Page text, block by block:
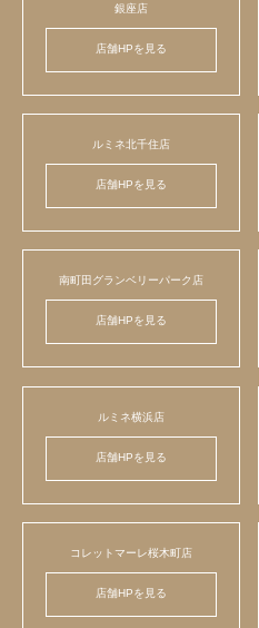
銀座店
店舗HPを見る
ルミネ北千住店
店舗HPを見る
南町田グランベリーパーク店
店舗HPを見る
ルミネ横浜店
店舗HPを見る
コレットマーレ桜木町店
店舗HPを見る